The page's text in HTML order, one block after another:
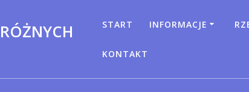
RÓŻNYCH START INFORMACJE
KONTAKT